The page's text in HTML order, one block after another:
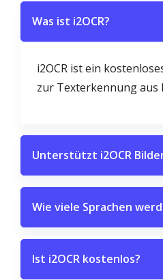
Was ist i2OCR?
i2OCR ist ein
zur Texterkennung aus
Unterstützt i2OCR
Wie viele Sprachen
Ist i2OCR kostenlos?